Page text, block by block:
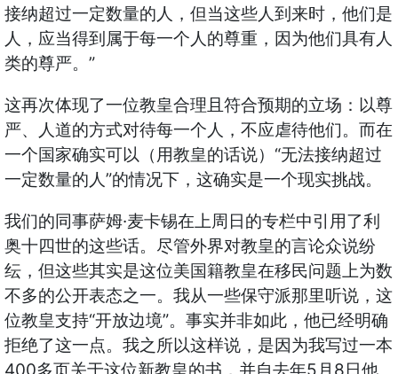
接纳超过一定数量的人，但当这些人到来时，他们是
人，应当得到属于每一个人的尊重，因为他们具有人
类的尊严。 ”
这再次体现了一位教皇合理且符合预期的立场：以尊
严、人道的方式对待每一个人，不应虐待他们。而在
一个国家确实可以（用教皇的话说） “无法接纳超过
一定数量的人”的情况下，这确实是一个现实挑战。
我们的同事萨姆·麦卡锡在上周日的专栏中引用了利
奥十四世的这些话。尽管外界对教皇的言论众说纷
纭，但这些其实是这位美国籍教皇在移民问题上为数
不多的公开表态之一。我从一些保守派那里听说，这
位教皇支持“开放边境”。事实并非如此，他已经明确
拒绝了这一点。我之所以这样说，是因为我写过一本
多页关于这位新教皇的书，并自去年 月
日他